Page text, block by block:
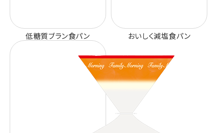
低糖質ブラン食パン おいしく減塩食パン